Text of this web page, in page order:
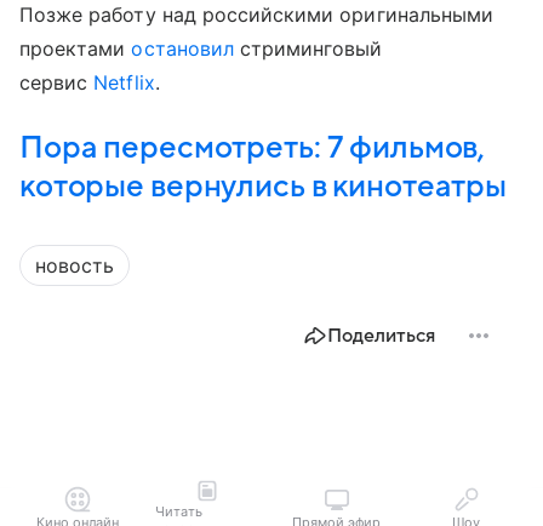
Позже работу над российскими оригинальными
проектамиостановилстриминговый
сервис Netflix.
Пора пересмотреть: 7 фильмов,
которые вернулись в кинотеатры
новость
Поделиться
Кино онлайн
Читать
Прямой эфир Шоу